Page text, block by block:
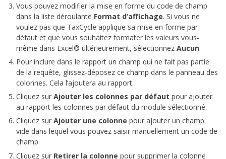
Vous pouvez modifier la mise en forme du code de champ
dans la liste déroulante Format d’affichage. Si vous ne
voulez pas que TaxCycle applique sa mise en forme par
défaut et que vous souhaitez formater les valeurs vous-
même dans Excel® ultérieurement, sélectionnez Aucun.
Pour inclure dans le rapport un champ qui ne fait pas partie
de la requête, glissez-déposez ce champ dans le panneau des
colonnes. Cela l’ajoutera au rapport.
Cliquez sur Ajouter les colonnes par défaut pour ajouter
au rapport les colonnes par défaut du module sélectionné.
Cliquez sur Ajouter une colonne pour ajouter un champ
vide dans lequel vous pouvez saisir manuellement un code de
champ.
Cliquez sur Retirer la colonne pour supprimer la colonne